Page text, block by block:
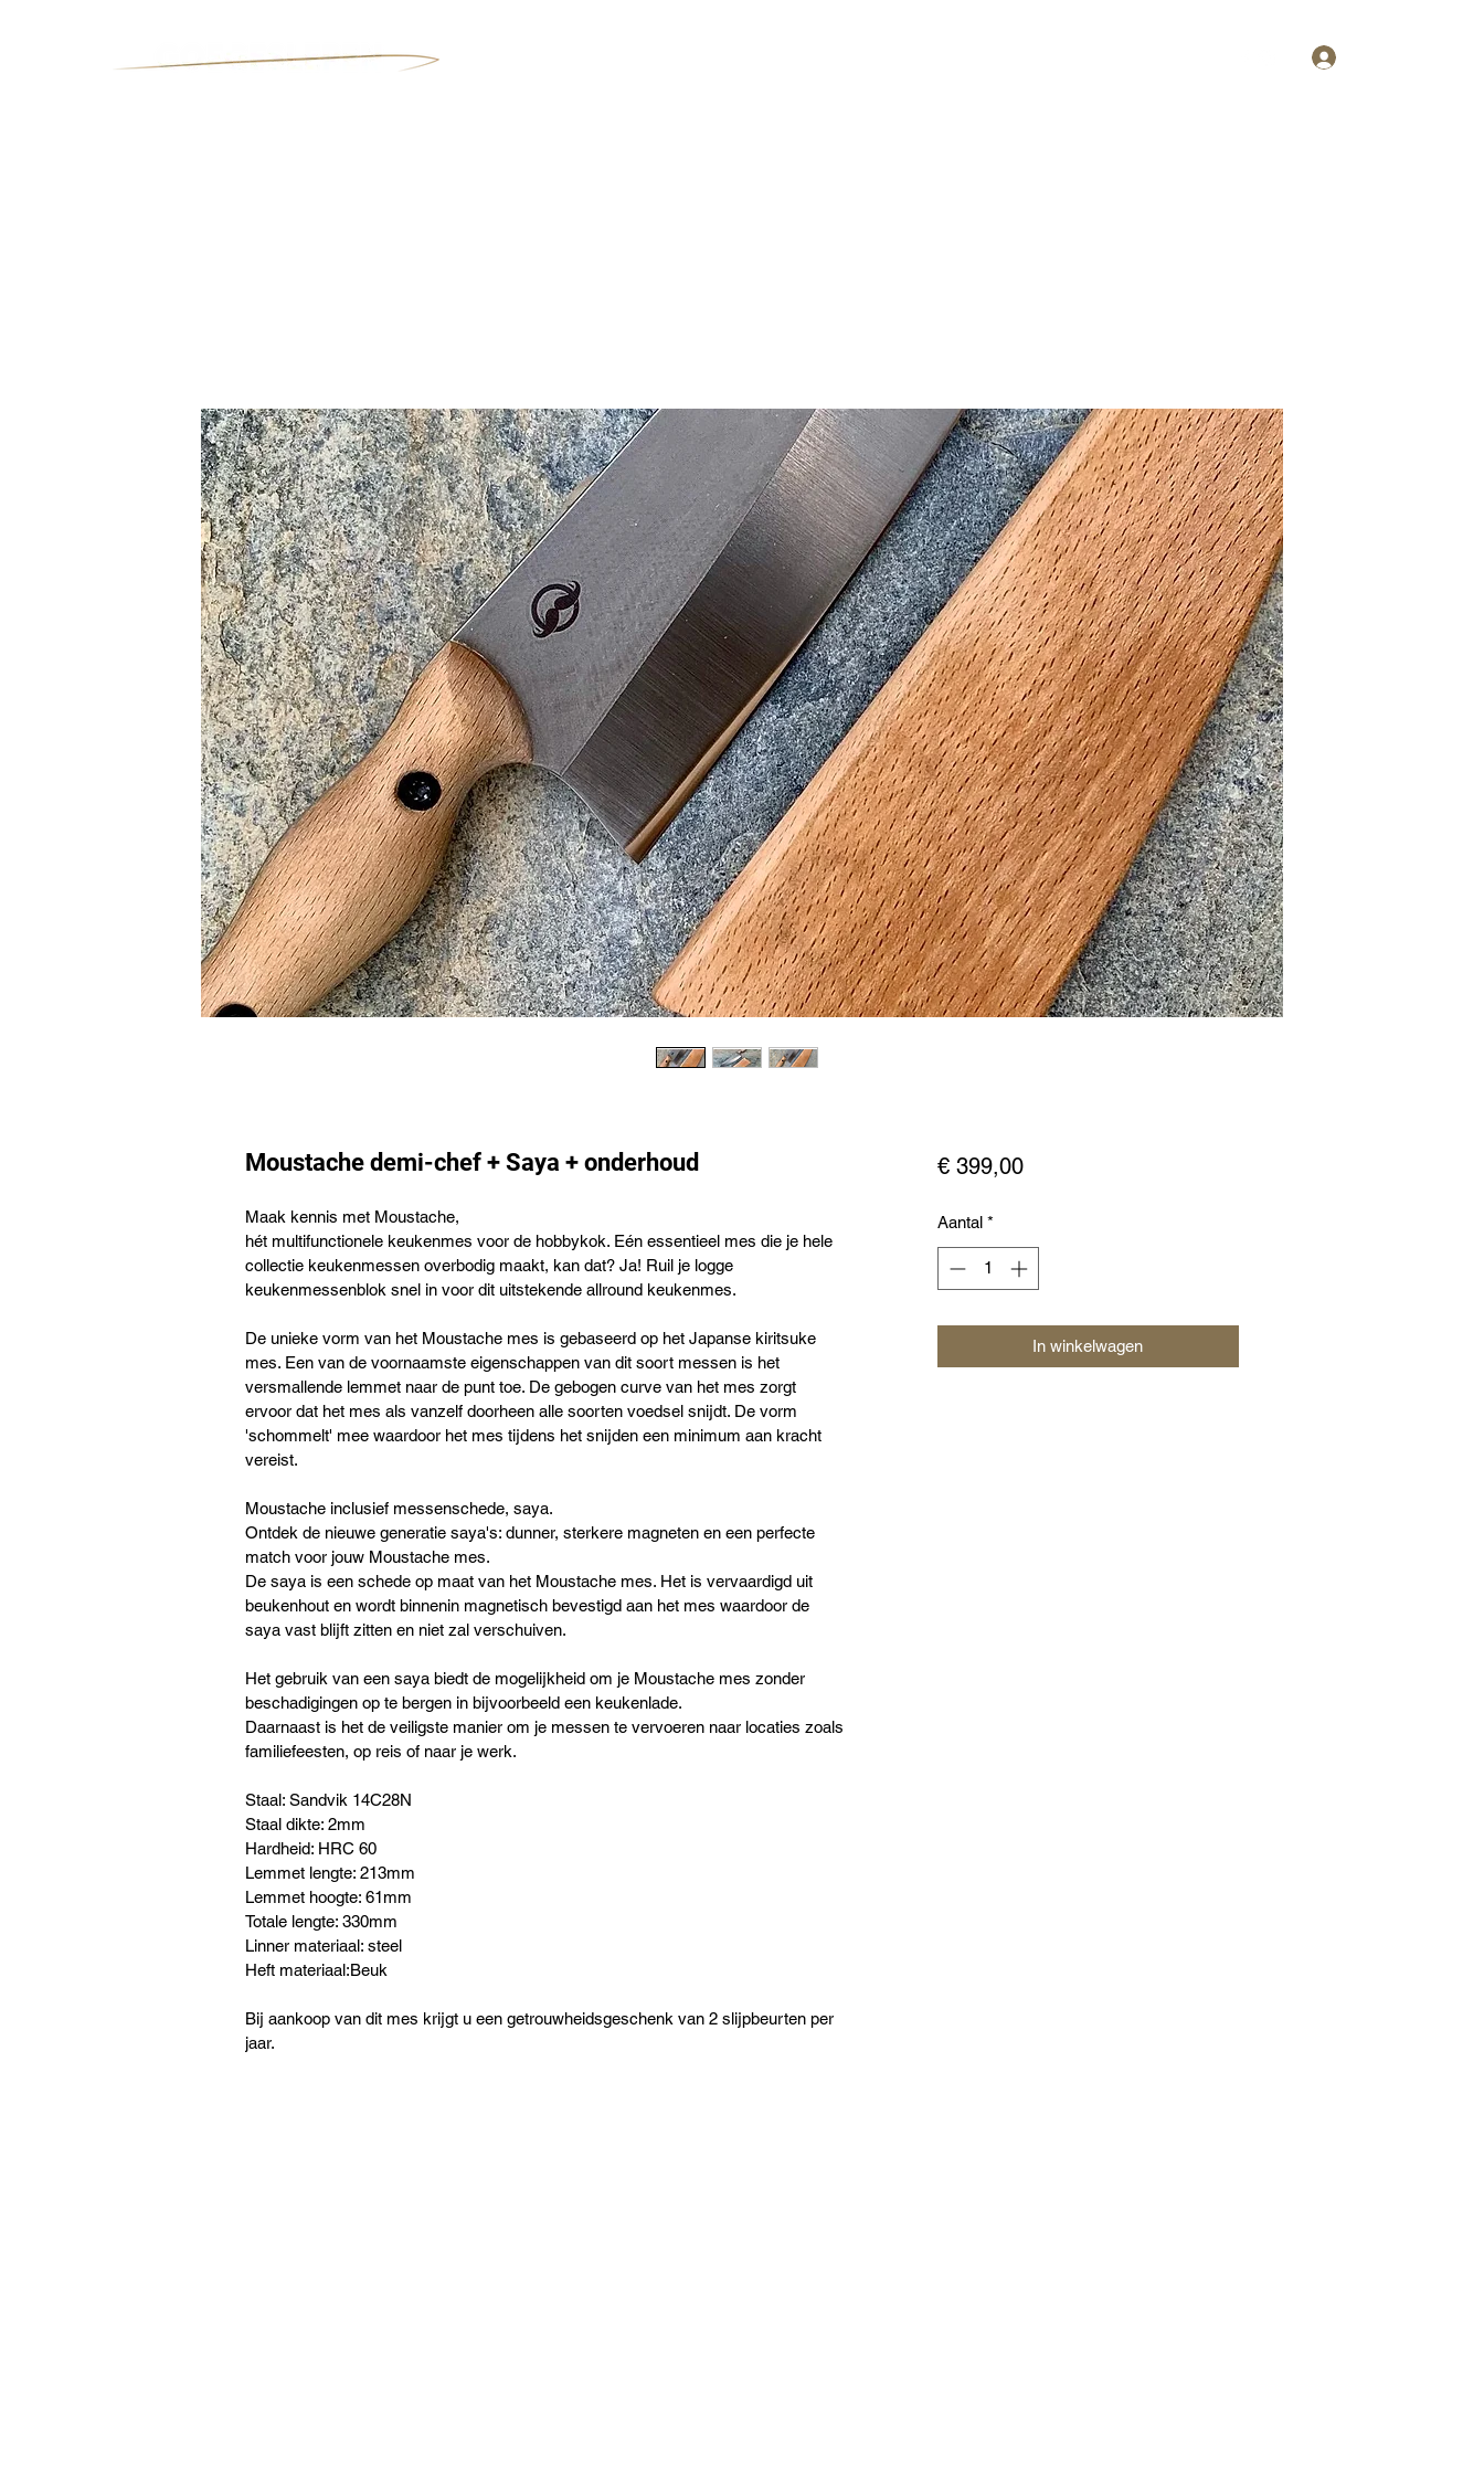
Moustache demi-chef + Saya + onderhoud
Maak kennis met Moustache,
hét multifunctionele keukenmes voor de hobbykok. Eén essentieel mes die je hele
collectie keukenmessen overbodig maakt, kan dat? Ja! Ruil je logge
keukenmessenblok snel in voor dit uitstekende allround keukenmes.
De unieke vorm van het Moustache mes is gebaseerd op het Japanse kiritsuke
mes. Een van de voornaamste eigenschappen van dit soort messen is het
versmallende lemmet naar de punt toe. De gebogen curve van het mes zorgt
ervoor dat het mes als vanzelf doorheen alle soorten voedsel snijdt. De vorm
'schommelt' mee waardoor het mes tijdens het snijden een minimum aan kracht
vereist.
Moustache inclusief messenschede, saya.
Ontdek de nieuwe generatie saya's: dunner, sterkere magneten en een perfecte
match voor jouw Moustache mes.
De saya is een schede op maat van het Moustache mes. Het is vervaardigd uit
beukenhout en wordt binnenin magnetisch bevestigd aan het mes waardoor de
saya vast blijft zitten en niet zal verschuiven.
Het gebruik van een saya biedt de mogelijkheid om je Moustache mes zonder
beschadigingen op te bergen in bijvoorbeeld een keukenlade.
Daarnaast is het de veiligste manier om je messen te vervoeren naar locaties zoals
familiefeesten, op reis of naar je werk.
Staal: Sandvik 14C28N
Staal dikte: 2mm
Hardheid: HRC 60
Lemmet lengte: 213mm
Lemmet hoogte: 61mm
Totale lengte: 330mm
Linner materiaal: steel
Heft materiaal:Beuk
Bij aankoop van dit mes krijgt u een getrouwheidsgeschenk van 2 slijpbeurten per
jaar.
€ 399,00Prijs
Aantal *
In winkelwagen